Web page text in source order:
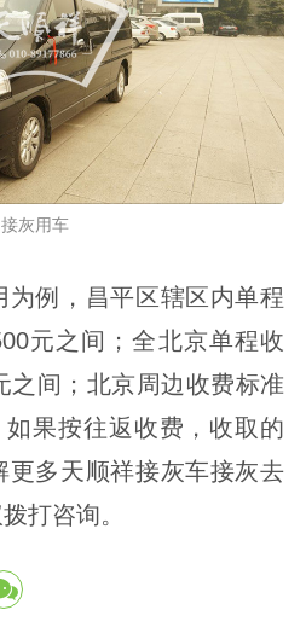
接灰用车
为例，昌平区辖区内单程
元之间；全北京单程收
之间；北京周边收费标准
果按往返收费，收取的
更多天顺祥接灰车接灰去
打咨询。